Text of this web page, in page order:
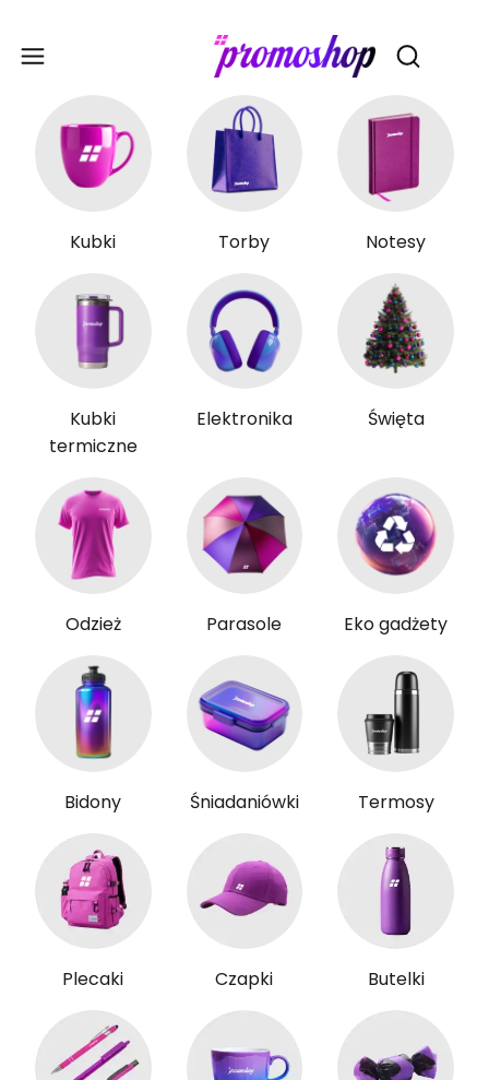
Otwórz
Kubki Torby Notesy
Kubki
termiczne
Elektronika Święta
Odzież Parasole Eko gadżety
Bidony Śniadaniówki Termosy
Plecaki Czapki Butelki